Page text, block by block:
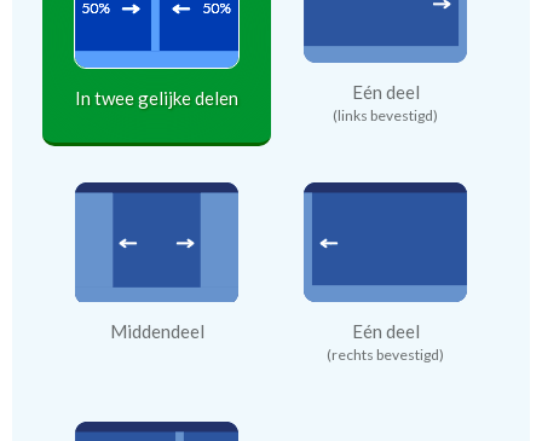
In twee gelijke delen Eén deel
(links bevestigd)
Middendeel Eén deel
(rechts bevestigd)